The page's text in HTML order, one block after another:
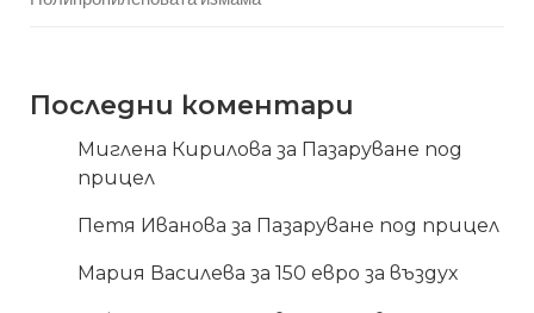
Последни коментари
Миглена Кирилова за Пазаруване под
прицел
Петя Иванова за Пазаруване под прицел
Мария Василева за 150 евро за въздух